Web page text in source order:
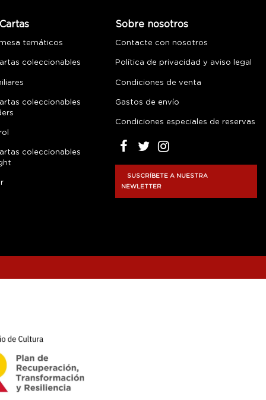
temáticos
coleccionables
coleccionables
coleccionables
Sobre nosotros
Contacte con nosotros
Política de privacidad y aviso legal
Condiciones de venta
Gastos de envío
Condiciones especiales de reservas
SUSCRÍBETE A NUESTRA
NEWLETTER